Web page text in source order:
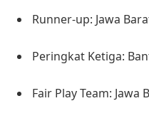
Runner-up: Jawa
Peringkat Ketiga:
Fair Play Team: Jawa